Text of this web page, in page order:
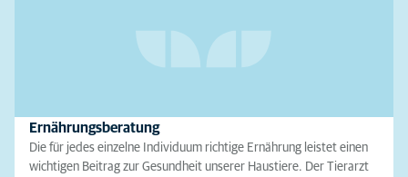
Ernährungsberatung
Die für jedes einzelne Individuum richtige Ernährung leistet einen
wichtigen Beitrag zur Gesundheit unserer Haustiere. Der Tierarzt